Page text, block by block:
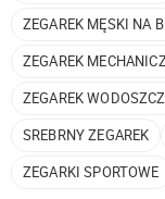
ZEGAREK MĘSKI NA
ZEGAREK
ZEGAREK
SREBRNY ZEGAREK
ZEGARKI SPORTOWE